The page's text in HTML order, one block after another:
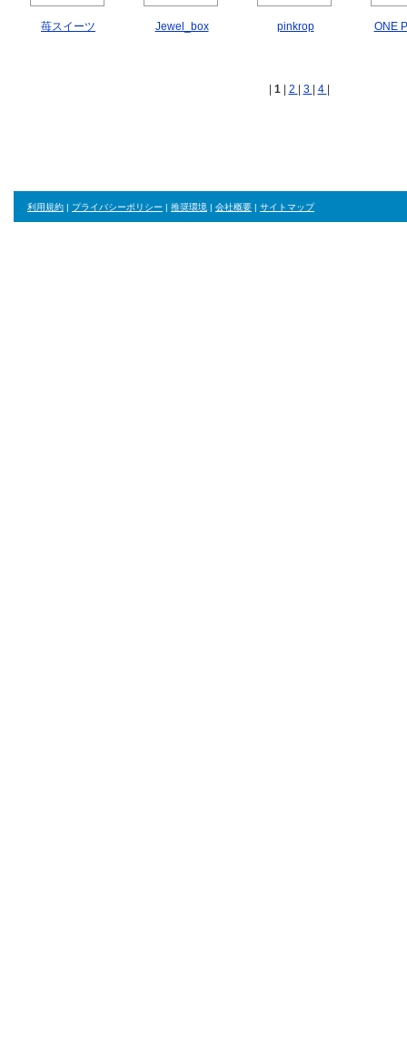
苺スイーツ Jewel_box pinkrop ONE
1 2 3 4
利用規約 | プライバシーポリシー | 推奨環境 | 会社概要 | サイトマップ